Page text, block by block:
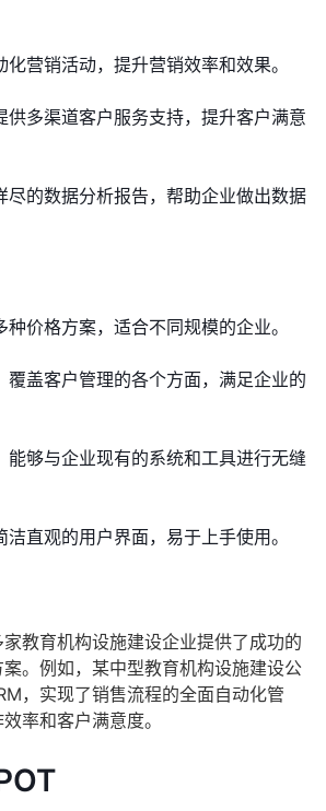
化营销活动，提升营销效率和效果。
供多渠道客户服务支持，提升客户满意
尽的数据分析报告，帮助企业做出数据
种价格方案，适合不同规模的企业。
覆盖客户管理的各个方面，满足企业的
能够与企业现有的系统和工具进行无缝
洁直观的用户界面，易于上手使用。
教育机构设施建设企业提供了成功的
。例如，某中型教育机构设施建设公
，实现了销售流程的全面自动化管
率和客户满意度。